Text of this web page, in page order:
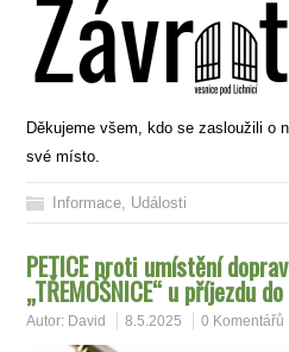
Děkujeme všem, kdo se zasloužili o
své místo.
Informace Události
PETICE proti umístění
„TŘEMOŠNICE“ u příjezdu
Autor: David 8.5.2025 0 Komentářů